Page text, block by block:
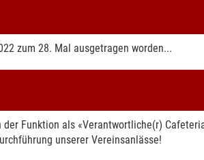
zum 28. Mal ausgetragen worden...
Funktion als «Verantwortliche(r)
unserer Vereinsanlässe!